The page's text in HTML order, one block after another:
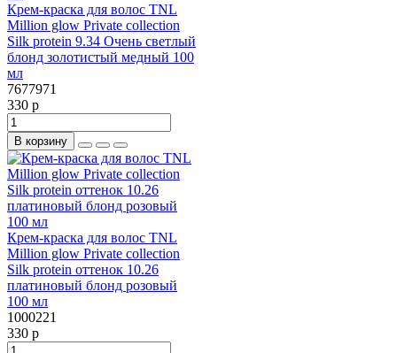
Крем-краска для волос TNL
Million glow Private collection
Silk protein 9.34 Очень светлый
блонд золотистый медный 100
мл
7677971
330 р
В корзину
Крем-краска для волос TNL
Million glow Private collection
Silk protein оттенок 10.26
платиновый блонд розовый
100 мл
1000221
330 р